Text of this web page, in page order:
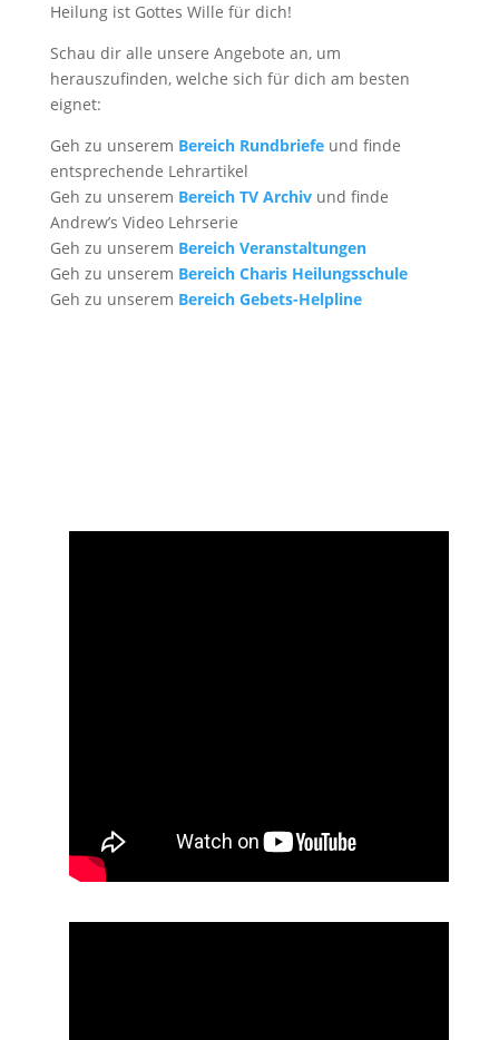
Heilung ist Gottes Wille für dich!
Schau dir alle unsere Angebote an, um
herauszufinden, welche sich für dich am besten
eignet:
Geh zu unserem Bereich Rundbriefe und finde
entsprechende Lehrartikel
Geh zu unserem Bereich TV Archiv und finde
Andrew’s Video Lehrserie
Geh zu unserem Bereich Veranstaltungen
Geh zu unserem Bereich Charis Heilungsschule
Geh zu unserem Bereich Gebets-Helpline